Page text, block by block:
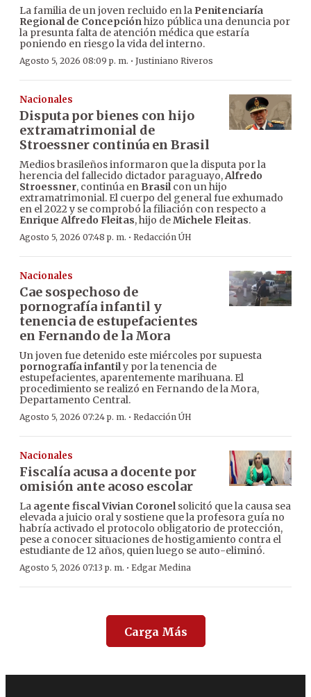
La familia de un joven recluido en la Penitenciaría
Regional de Concepciónhizo pública una denuncia por
la presunta falta de atención médica que estaría
poniendo en riesgo la vida del interno.
Agosto 5, 2026 08:09 p. m. · Justiniano Riveros
Nacionales
Disputa por bienes con hijo
extramatrimonial de
Stroessner continúa en Brasil
Medios brasileños informaron que la disputa por la
herencia del fallecido dictador paraguayo,Alfredo
Stroessner, continúa en Brasilcon un hijo
extramatrimonial. El cuerpo del general fue exhumado
en el 2022 y se comprobó la filiación con respecto a
Enrique Alfredo Fleitas, hijo deMichele Fleitas.
Agosto 5, 2026 07:48 p. m. · Redacción ÚH
Nacionales
Cae sospechoso de
pornografía infantil y
tenencia de estupefacientes
en Fernando de la Mora
Un joven fue detenido este miércoles por supuesta
pornografía infantily por la tenencia de
estupefacientes, aparentemente marihuana. El
procedimiento se realizó en Fernando de la Mora,
Departamento Central.
Agosto 5, 2026 07:24 p. m. · Redacción ÚH
Nacionales
Fiscalía acusa a docente por
omisión ante acoso escolar
La agente fiscal Vivian Coronelsolicitó que la causa sea
elevada a juicio oral y sostiene que la profesora guía no
habría activado el protocolo obligatorio de protección,
pese a conocer situaciones de hostigamiento contra el
estudiante de 12 años, quien luego se auto-eliminó.
Agosto 5, 2026 07:13 p. m. · Edgar Medina
Carga Más